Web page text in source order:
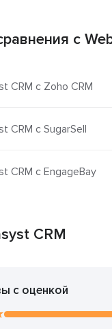
с
CRM с Zoho CRM
CRM с SugarSell
CRM с EngageBay
CRM
с оценкой